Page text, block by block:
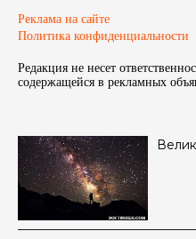
Реклама на сайте
Политика конфиденциальности
Редакция не несет
содержащейся в рекламных